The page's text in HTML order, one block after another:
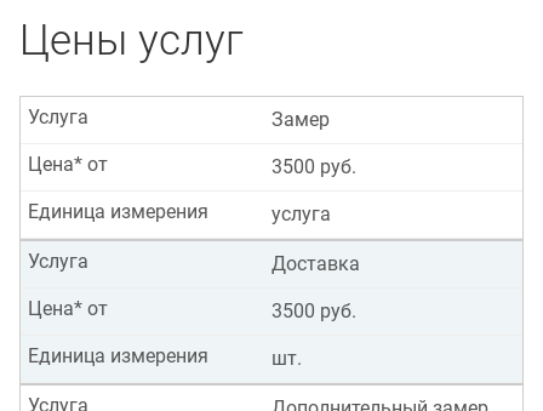
Цены услуг
Замер
Услуга
3500 руб.
Цена* от
услуга
Единица измерения
Доставка
Услуга
3500 руб.
Цена* от
шт.
Единица измерения
Услуга